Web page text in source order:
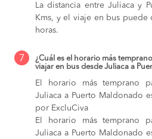
La distancia entre Juliaca y
Kms, y el viaje en bus
horas.
7
¿Cuál es el horario más
viajar en bus desde Juliaca a
El horario más temprano
Juliaca a Puerto Maldonado
por ExcluCiva
El horario más temprano
Juliaca a Puerto Maldonado